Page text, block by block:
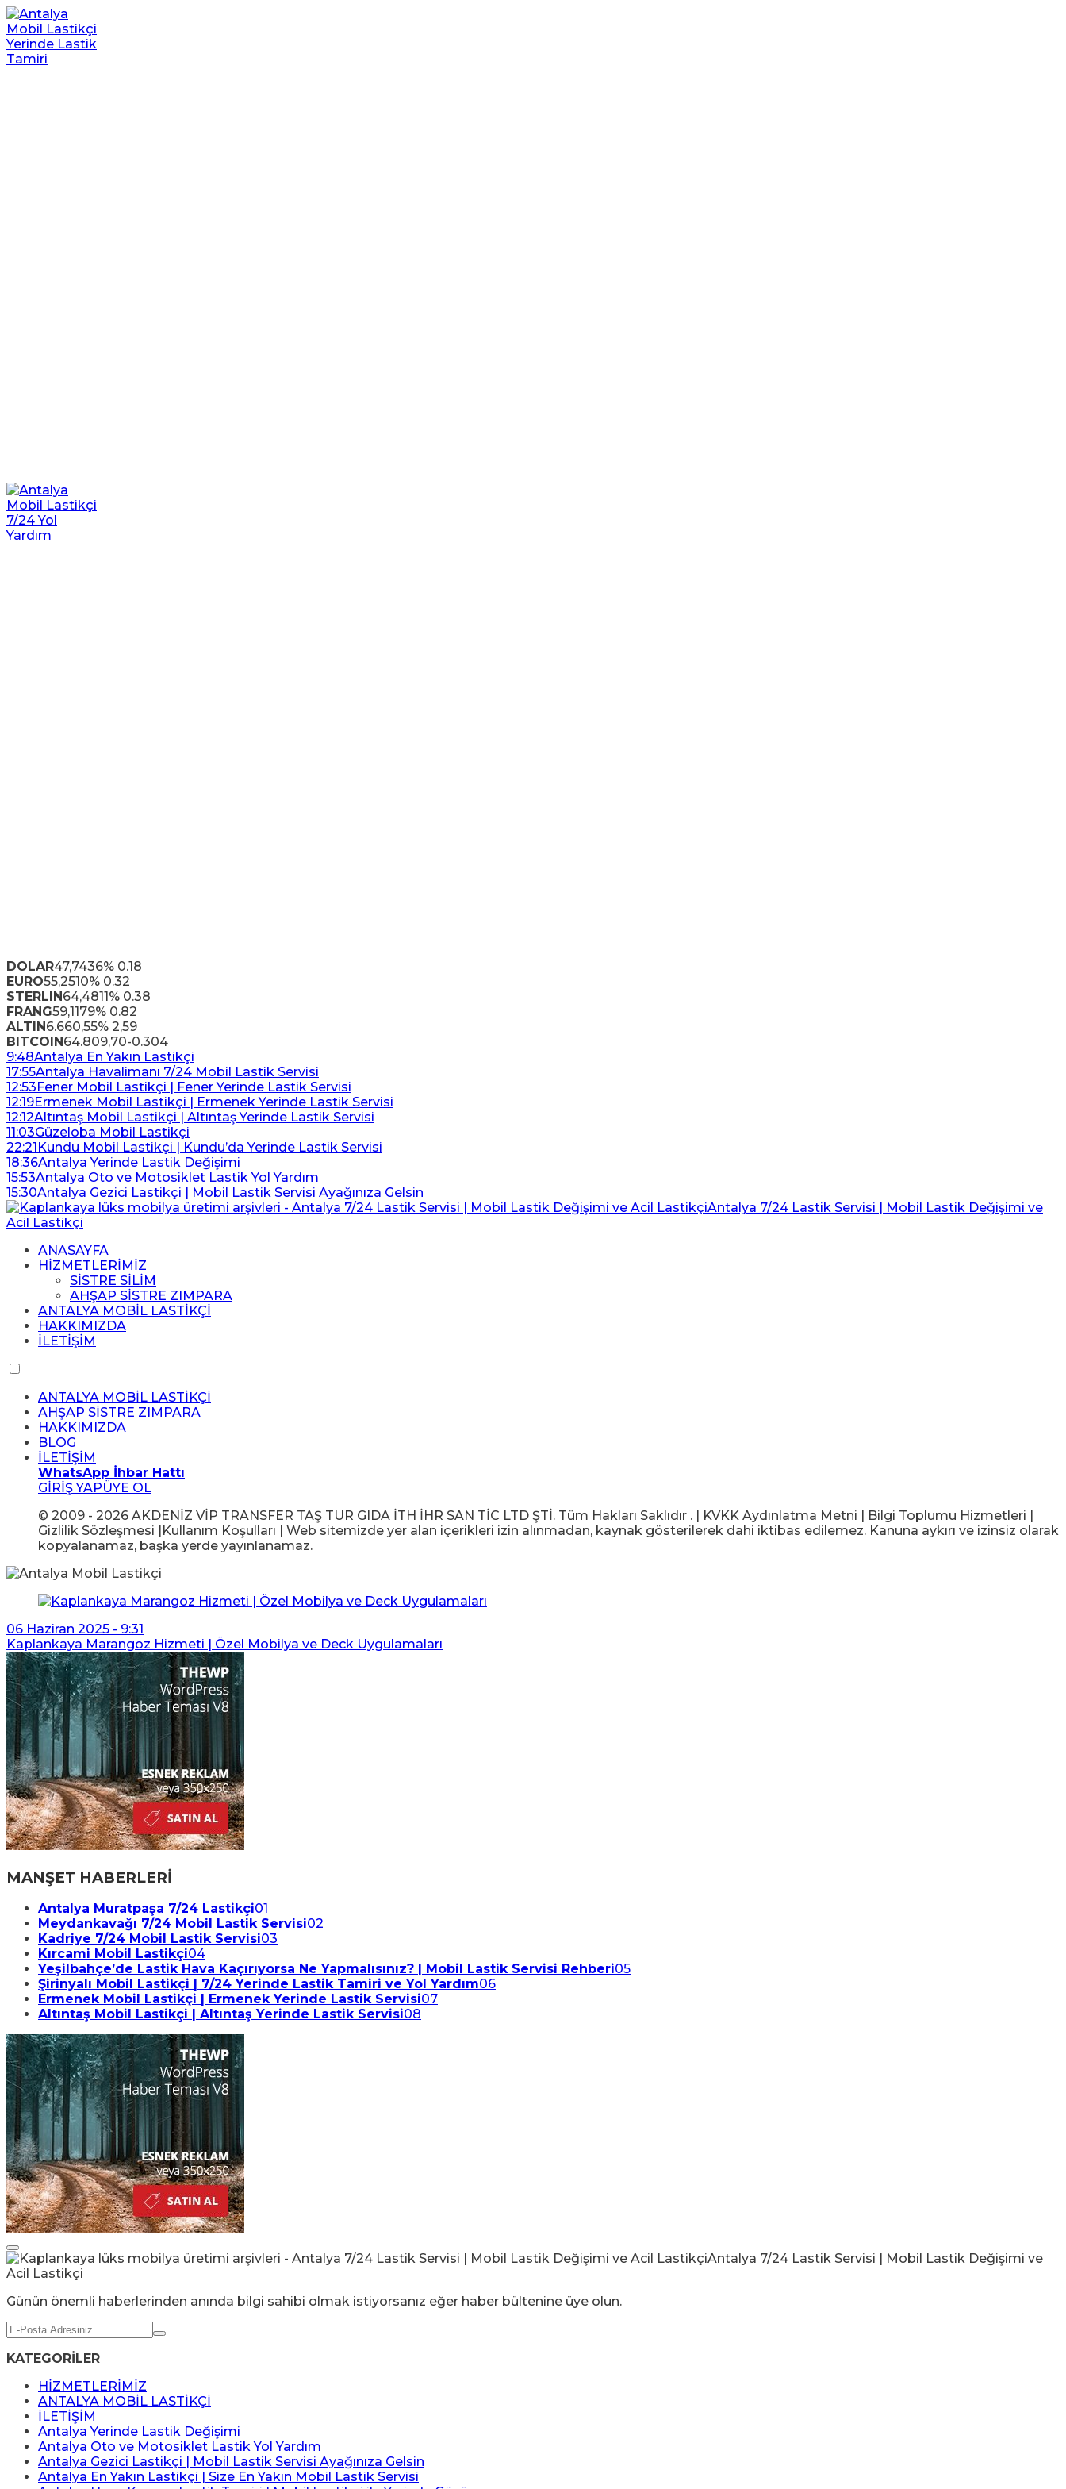
DOLAR47,7436% 0.18
EURO55,2510% 0.32
STERLIN64,4811% 0.38
FRANG59,1179% 0.82
ALTIN6.660,55% 2,59
BITCOIN64.809,70-0.304
9:48Antalya En Yakın Lastikçi
17:55Antalya Havalimanı 7/24 Mobil Lastik Servisi
12:53Fener Mobil Lastikçi | Fener Yerinde Lastik Servisi
12:19Ermenek Mobil Lastikçi | Ermenek Yerinde Lastik Servisi
12:12Altıntaş Mobil Lastikçi | Altıntaş Yerinde Lastik Servisi
11:03Güzeloba Mobil Lastikçi
22:21Kundu Mobil Lastikçi | Kundu’da Yerinde Lastik Servisi
18:36Antalya Yerinde Lastik Değişimi
15:53Antalya Oto ve Motosiklet Lastik Yol Yardım
15:30Antalya Gezici Lastikçi | Mobil Lastik Servisi Ayağınıza Gelsin
ANASAYFA
HİZMETLERİMİZ
SİSTRE SİLİM
AHŞAP SİSTRE ZIMPARA
ANTALYA MOBİL LASTİKÇİ
HAKKIMIZDA
İLETİŞİM
ANTALYA MOBİL LASTİKÇİ
AHŞAP SİSTRE ZIMPARA
HAKKIMIZDA
BLOG
İLETİŞİM
WhatsApp İhbar Hattı
GİRİŞ YAPÜYE OL
© 2009 - 2026 AKDENİZ VİP TRANSFER TAŞ TUR GIDA İTH İHR SAN TİC LTD ŞTİ. Tüm Hakları Saklıdır . | KVKK Aydınlatma Metni | Bilgi Toplumu Hizmetleri |
Gizlilik Sözleşmesi |Kullanım Koşulları | Web sitemizde yer alan içerikleri izin alınmadan, kaynak gösterilerek dahi iktibas edilemez. Kanuna aykırı ve izinsiz olarak
kopyalanamaz, başka yerde yayınlanamaz.
06 Haziran 2025 - 9:31
Kaplankaya Marangoz Hizmeti | Özel Mobilya ve Deck Uygulamaları
MANŞET HABERLERİ
Antalya Muratpaşa 7/24 Lastikçi01
Meydankavağı 7/24 Mobil Lastik Servisi02
Kadriye 7/24 Mobil Lastik Servisi03
Kırcami Mobil Lastikçi04
Yeşilbahçe’de Lastik Hava Kaçırıyorsa Ne Yapmalısınız? | Mobil Lastik Servisi Rehberi05
Şirinyalı Mobil Lastikçi | 7/24 Yerinde Lastik Tamiri ve Yol Yardım06
Ermenek Mobil Lastikçi | Ermenek Yerinde Lastik Servisi07
Altıntaş Mobil Lastikçi | Altıntaş Yerinde Lastik Servisi08
Günün önemli haberlerinden anında bilgi sahibi olmak istiyorsanız eğer haber bültenine üye olun.
KATEGORİLER
HİZMETLERİMİZ
ANTALYA MOBİL LASTİKÇİ
İLETİŞİM
Antalya Yerinde Lastik Değişimi
Antalya Oto ve Motosiklet Lastik Yol Yardım
Antalya Gezici Lastikçi | Mobil Lastik Servisi Ayağınıza Gelsin
Antalya En Yakın Lastikçi | Size En Yakın Mobil Lastik Servisi